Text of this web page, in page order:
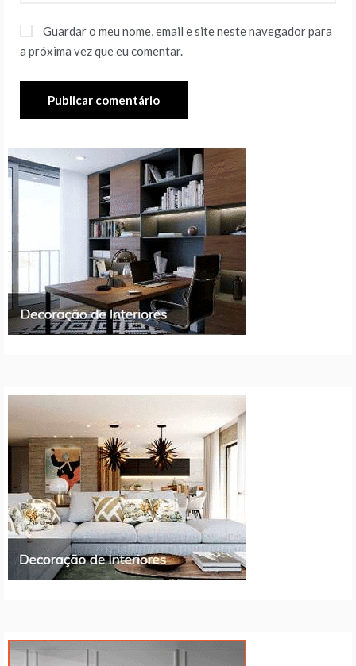
Guardar o meu nome, email e site neste navegador para
a próxima vez que eu comentar.